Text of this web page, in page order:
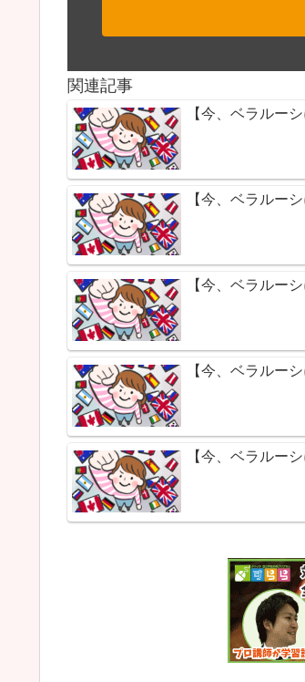
関連記事
【今、ベラルー
【今、ベラルー
【今、ベラルー
【今、ベラルー
【今、ベラルー